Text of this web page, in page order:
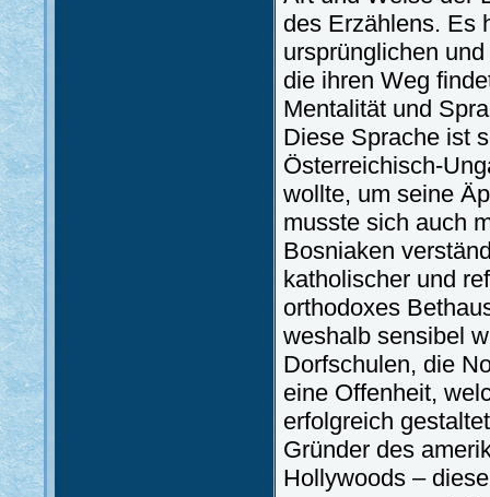
des Erzählens. Es
ursprünglichen
die ihren Weg
Mentalität und
Diese Sprache ist
Österreichisch-
wollte, um seine
musste sich auch
Bosniaken
katholischer und
orthodoxes
weshalb sensibel
Dorfschulen, die
eine Offenheit,
erfolgreich
Gründer des
Hollywoods –